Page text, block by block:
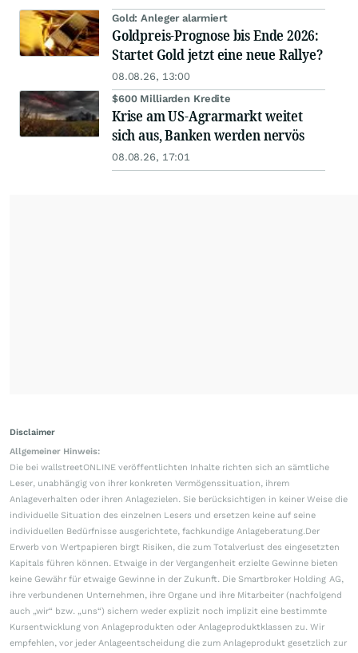
Gold: Anleger alarmiert
Goldpreis-Prognose bis Ende 2026:
Startet Gold jetzt eine neue Rallye?
08.08.26, 13:00
$600 Milliarden Kredite
Krise am US-Agrarmarkt weitet
sich aus, Banken werden nervös
08.08.26, 17:01
Disclaimer
Allgemeiner Hinweis:
Die bei wallstreetONLINE veröffentlichten Inhalte richten sich an sämtliche
Leser, unabhängig von ihrer konkreten Vermögenssituation, ihrem
Anlageverhalten oder ihren Anlagezielen. Sie berücksichtigen in keiner Weise die
individuelle Situation des einzelnen Lesers und ersetzen keine auf seine
individuellen Bedürfnisse ausgerichtete, fachkundige Anlageberatung.Der
Erwerb von Wertpapieren birgt Risiken, die zum Totalverlust des eingesetzten
Kapitals führen können. Etwaige in der Vergangenheit erzielte Gewinne bieten
keine Gewähr für etwaige Gewinne in der Zukunft. Die Smartbroker Holding AG,
ihre verbundenen Unternehmen, ihre Organe und ihre Mitarbeiter (nachfolgend
auch „wir“ bzw. „uns“) sichern weder explizit noch implizit eine bestimmte
Kursentwicklung von Anlageprodukten oder Anlageproduktklassen zu. Wir
empfehlen, vor jeder Anlageentscheidung die zum Anlageprodukt gesetzlich zur